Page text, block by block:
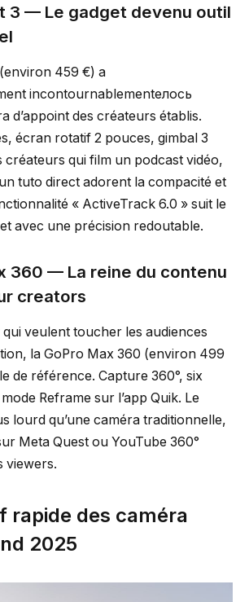
3 — Le gadget devenu outil
459 €) a
incontournablementелось
d’appoint des créateurs établis.
écran rotatif 2 pouces, gimbal 3
créateurs qui film un podcast vidéo,
tuto direct adorent la compacité et
« ActiveTrack 6.0 » suit le
avec une précision redoutable.
360 — La reine du contenu
creators
veulent toucher les audiences
la GoPro Max 360 (environ 499
de référence. Capture 360°, six
Reframe sur l’app Quik. Le
lourd qu’une caméra traditionnelle,
Meta Quest ou YouTube 360°
viewers.
rapide des caméra
2025